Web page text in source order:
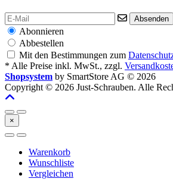
Absenden
Abonnieren
Abbestellen
Mit den Bestimmungen zum
* Alle Preise inkl. MwSt., zzgl.
Shopsystem by SmartStore AG © 2026
Copyright © 2026 Just-Schrauben. Alle
×
Warenkorb
Wunschliste
Vergleichen